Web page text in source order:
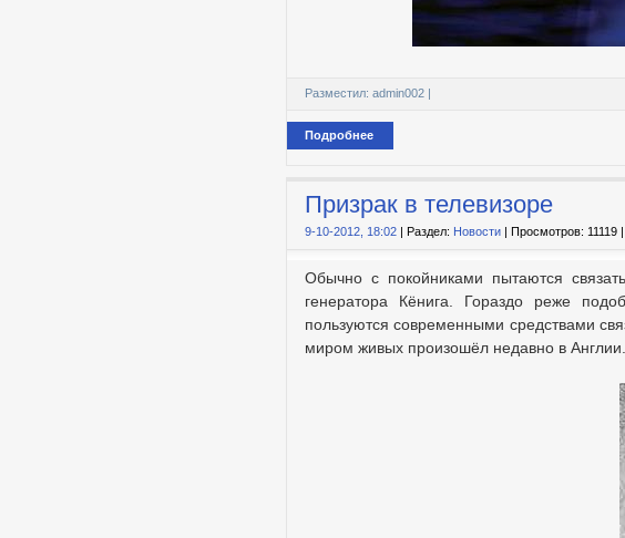
Разместил: admin002|
Подробнее
Призрак в телевизоре
9-10-2012, 18:02| Раздел: Новости| Просмотров: 11119 |
Обычно с покойниками пытаются
генератора Кёнига. Гораздо реже
пользуются современными средствами
миром живых произошёл недавно в Англии.